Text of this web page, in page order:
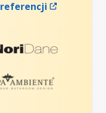
referencji